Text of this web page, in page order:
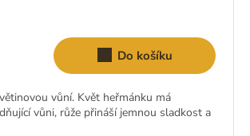
Do košíku
vůní. Květ heřmánku má
vůni, růže přináší jemnou sladkost a